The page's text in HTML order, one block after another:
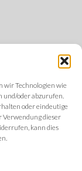
wir Technologien wie
und/oder abzurufen.
oder eindeutige
Verwendung dieser
kann dies